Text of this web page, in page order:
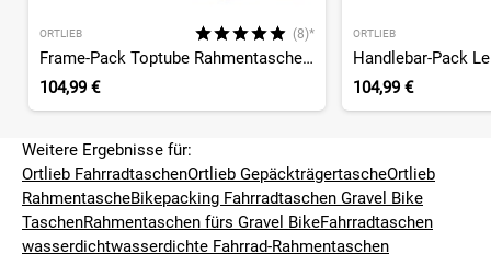
ORTLIEB (8)*
Frame-Pack Toptube Rahmentasche 4L
104,99 €
ORTLIEB
Handlebar-Pack
104,99 €
Weitere Ergebnisse für:
Ortlieb FahrradtaschenOrtlieb GepäckträgertascheOrtlieb
RahmentascheBikepacking Fahrradtaschen Gravel Bike
TaschenRahmentaschen fürs Gravel BikeFahrradtaschen
wasserdichtwasserdichte Fahrrad-Rahmentaschen